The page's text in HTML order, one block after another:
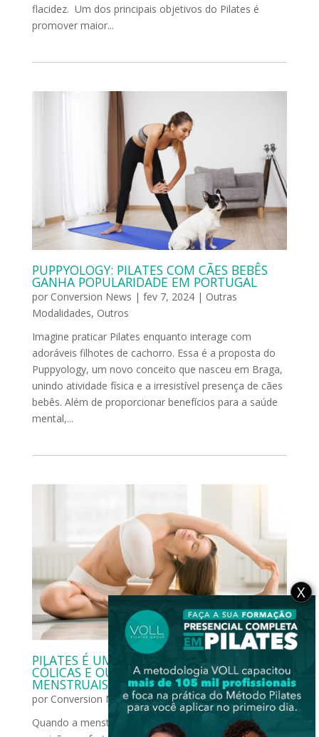
flacidez. Um dos principais objetivos do Pilates é
promover maior...
PUPPYOLOGY: PILATES COM CÃES BEBÊS
GANHA POPULARIDADE EM PORTUGAL
por Conversion News | fev 7, 2024| Outras
Modalidades, Outros
Imagine praticar Pilates enquanto interage com
adoráveis filhotes de cachorro. Essa é a proposta do
Puppyology, um novo conceito que nasceu em Braga,
unindo atividade física e a irresistível presença de cães
bebês. Além de proporcionar benefícios para a saúde
mental,...
PILATES É UMA OPÇÃO PARA ALÍVIO DAS
CÓLICAS E OUTROS SINTOMAS
MENSTRUAIS?
por Conversion News |dez 13, 2023|Exercícios
Quando a menstruação chega, ficar deitada numa
X